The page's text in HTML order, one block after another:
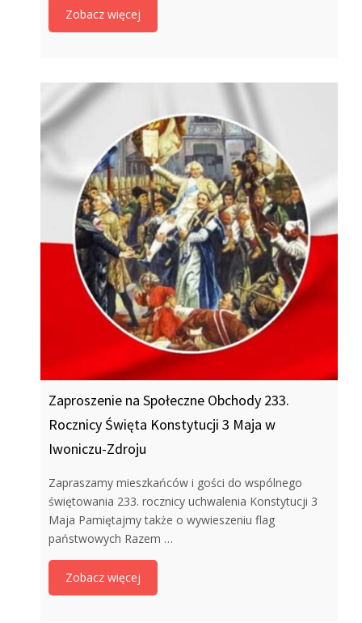
Zobacz więcej
Zaproszenie na Społeczne Obchody 233.
Rocznicy Święta Konstytucji 3 Maja w
Iwoniczu-Zdroju
Zapraszamy mieszkańców i gości do wspólnego
świętowania 233. rocznicy uchwalenia Konstytucji 3
Maja Pamiętajmy także o wywieszeniu flag
państwowych Razem …
Zobacz więcej